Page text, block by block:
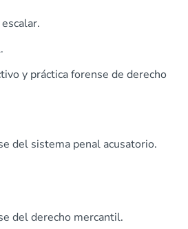
y práctica forense de derecho
del sistema penal acusatorio.
del derecho mercantil.